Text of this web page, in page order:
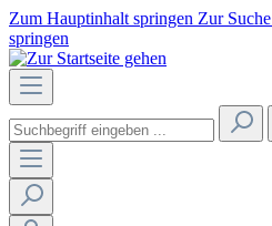
Zum Hauptinhalt springen Zur
springen